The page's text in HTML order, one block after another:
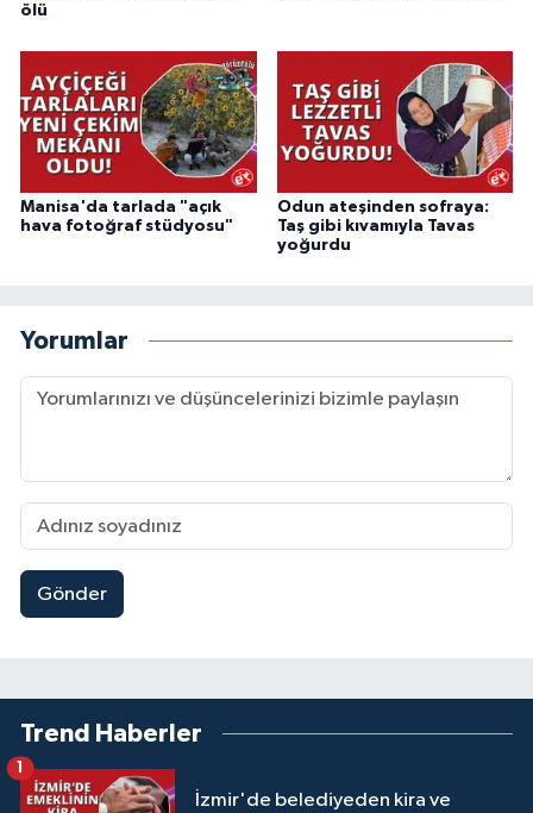
ölü
Manisa'da tarlada "açık
hava fotoğraf stüdyosu"
Odun ateşinden sofraya:
Taş gibi kıvamıyla Tavas
yoğurdu
Yorumlar
Gönder
Trend Haberler
İzmir'de belediyeden kira ve
1